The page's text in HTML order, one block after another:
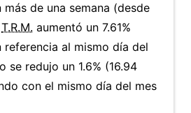
de una semana (desde
T.R.M. aumentó un 7.61%
referencia al mismo día del
se redujo un 1.6% (16.94
con el mismo día del mes